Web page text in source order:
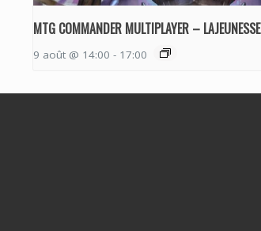
MTG COMMANDER MULTIPLAYER – LAJEUNESSE
9 août @ 14:00 - 17:00